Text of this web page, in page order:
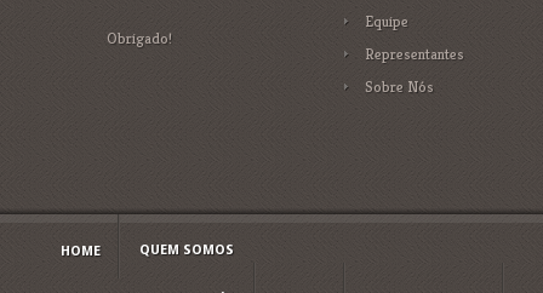
Obrigado!
Equipe
Representantes
Sobre Nós
HOME QUEM SOMOS